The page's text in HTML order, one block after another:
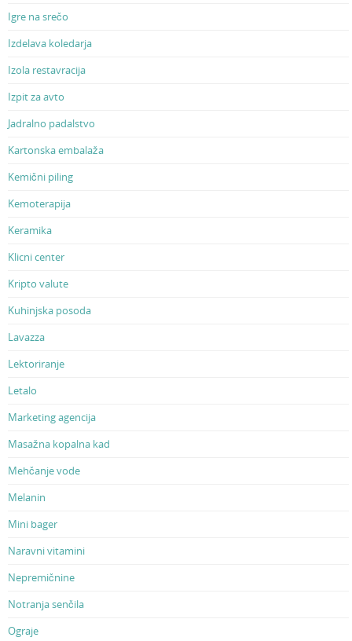
Igre na srečo
Izdelava koledarja
Izola restavracija
Izpit za avto
Jadralno padalstvo
Kartonska embalaža
Kemični piling
Kemoterapija
Keramika
Klicni center
Kripto valute
Kuhinjska posoda
Lavazza
Lektoriranje
Letalo
Marketing agencija
Masažna kopalna kad
Mehčanje vode
Melanin
Mini bager
Naravni vitamini
Nepremičnine
Notranja senčila
Ograje